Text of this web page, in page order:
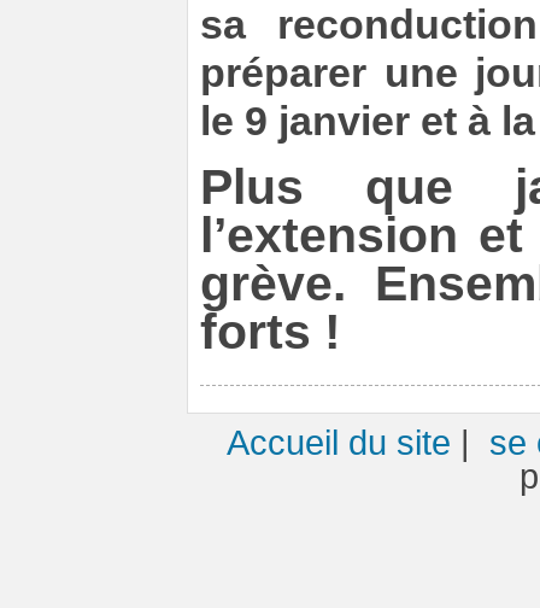
sa
préparer une
le 9 janvier et à
Plus que
l’extension
grève.
forts !
Accueil du site
se